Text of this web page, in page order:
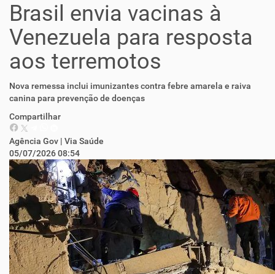
Brasil envia vacinas à
Venezuela para resposta
aos terremotos
Nova remessa inclui imunizantes contra febre amarela e raiva
canina para prevenção de doenças
Compartilhar
Agência Gov | Via Saúde
05/07/2026 08:54